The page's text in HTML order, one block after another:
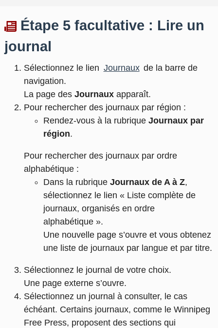
Étape 5 facultative : Lire un
journal
Sélectionnez le lien Journaux de la barre de
navigation.
La page des Journaux apparaît.
Pour rechercher des journaux par région :
Rendez-vous à la rubrique Journaux par
région.
Pour rechercher des journaux par ordre
alphabétique :
Dans la rubrique Journaux de A à Z,
sélectionnez le lien « Liste complète de
journaux, organisés en ordre
alphabétique ».
Une nouvelle page s’ouvre et vous obtenez
une liste de journaux par langue et par titre.
Sélectionnez le journal de votre choix.
Une page externe s’ouvre.
Sélectionnez un journal à consulter, le cas
échéant. Certains journaux, comme le Winnipeg
Free Press, proposent des sections qui